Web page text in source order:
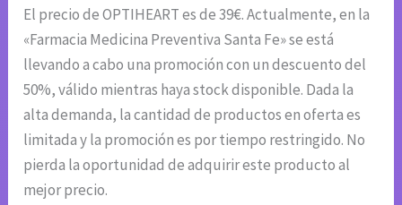
El precio de OPTIHEART es de 39€. Actualmente, en la
«Farmacia Medicina Preventiva Santa Fe» se está
llevando a cabo una promoción con un descuento del
50%, válido mientras haya stock disponible. Dada la
alta demanda, la cantidad de productos en oferta es
limitada y la promoción es por tiempo restringido. No
pierda la oportunidad de adquirir este producto al
mejor precio.